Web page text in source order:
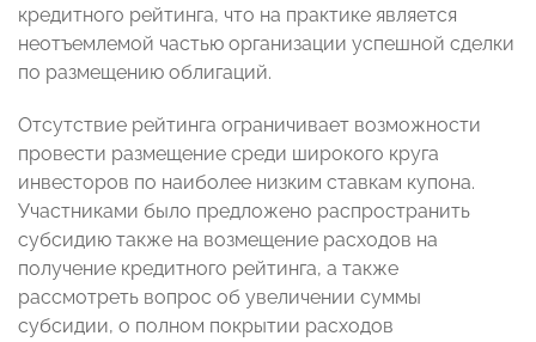
кредитного рейтинга, что на практике является
неотъемлемой частью организации успешной сделки
по размещению облигаций.
Отсутствие рейтинга ограничивает возможности
провести размещение среди широкого круга
инвесторов по наиболее низким ставкам купона.
Участниками было предложено распространить
субсидию также на возмещение расходов на
получение кредитного рейтинга, а также
рассмотреть вопрос об увеличении суммы
субсидии, о полном покрытии расходов